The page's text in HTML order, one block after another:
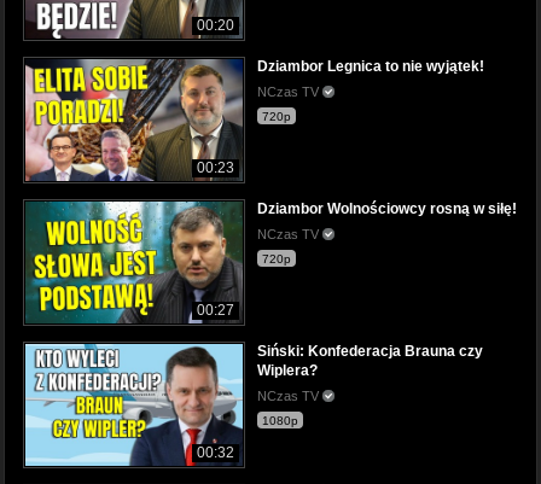
00:20
00:23
Dziambor Legnica to nie wyjątek!
NCzas TV
720p
00:27
Dziambor Wolnościowcy rosną w siłę!
NCzas TV
720p
00:32
Siński: Konfederacja Brauna czy
Wiplera?
NCzas TV
1080p